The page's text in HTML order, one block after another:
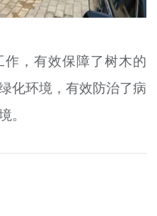
，有效保障了树木的
化环境，有效防治了病
。